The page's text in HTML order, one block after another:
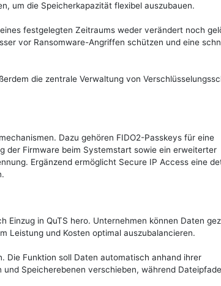
um die Speicherkapazität flexibel auszubauen.
festgelegten Zeitraums weder verändert noch
vor Ransomware-Angriffen schützen und eine
die zentrale Verwaltung von
Dazu gehören FIDO2-Passkeys für eine
der Firmware beim Systemstart sowie ein erweiterter
Ergänzend ermöglicht Secure IP Access eine
Einzug in QuTS hero. Unternehmen können Daten
Leistung und Kosten optimal auszubalancieren.
Die Funktion soll Daten automatisch anhand ihrer
Speicherebenen verschieben, während